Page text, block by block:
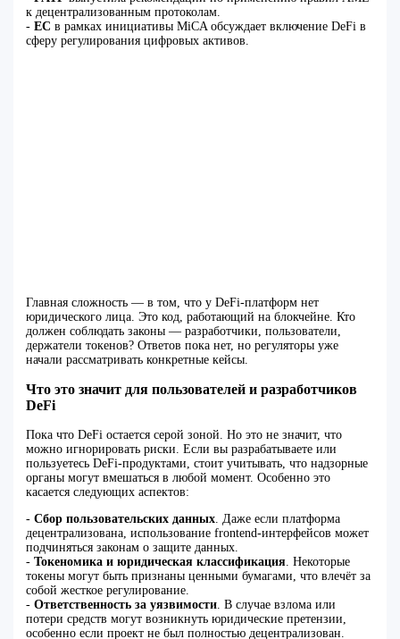
к децентрализованным протоколам.
-ЕС в рамках инициативы MiCA обсуждает включение DeFi в
сферу регулирования цифровых активов.
Главная сложность — в том, что у DeFi-платформ нет
юридического лица. Это код, работающий на блокчейне. Кто
должен соблюдать законы — разработчики, пользователи,
держатели токенов? Ответов пока нет, но регуляторы уже
начали рассматривать конкретные кейсы.
Что это значит для пользователей и разработчиков
DeFi
Пока что DeFi остается серой зоной. Но это не значит, что
можно игнорировать риски. Если вы разрабатываете или
пользуетесь DeFi-продуктами, стоит учитывать, что надзорные
органы могут вмешаться в любой момент. Особенно это
касается следующих аспектов:
-Сбор пользовательских данных . Даже если платформа
децентрализована, использование frontend-интерфейсов может
подчиняться законам о защите данных.
-Токеномика и юридическая классификация . Некоторые
токены могут быть признаны ценными бумагами, что влечёт за
собой жесткое регулирование.
-Ответственность за уязвимости . В случае взлома или
потери средств могут возникнуть юридические претензии,
особенно если проект не был полностью децентрализован.